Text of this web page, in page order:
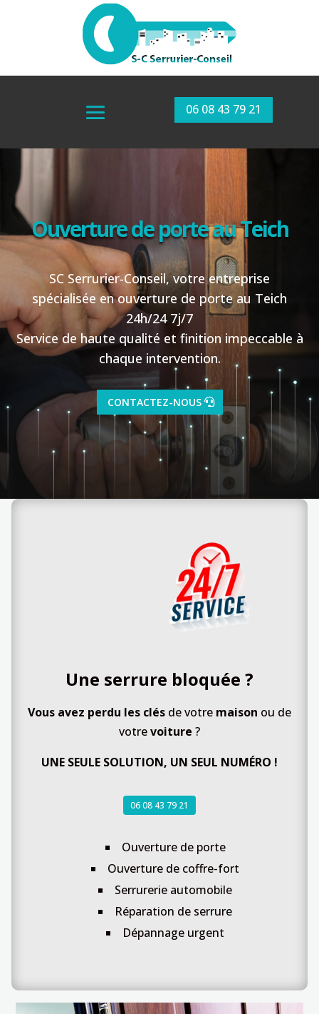
06 08 43 79 21
Ouverture de porte auTeich
SC Serrurier-Conseil, votre entreprise
spécialisée en ouverture de porte au Teich
24h/24 7j/7
Service de haute qualité et finition impeccable à
chaque intervention.
CONTACTEZ-NOUS
Une serrure bloquée ?
Vous avez perdu les clés de votre maison ou de
votrevoiture ?
UNE SEULE SOLUTION, UN SEUL NUMÉRO !
06 08 43 79 21
Ouverture de porte
Ouverture de coffre-fort
Serrurerie automobile
Réparation de serrure
Dépannage urgent